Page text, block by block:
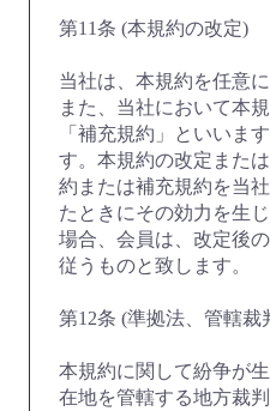
第11条 (本規約の改定)
当社は、本規約を任意
また、当社において本
「補充規約」といいま
す。本規約の改定また
約または補充規約を当
たときにその効力を生
場合、会員は、改定後
従うものと致します。
第12条 (準拠法、管轄裁
本規約に関して紛争が
在地を管轄する地方裁